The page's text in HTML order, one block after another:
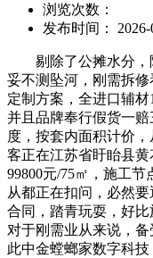
浏览次数：
发布时间： 2026-
剔除了公摊水分，
妥不测坠河，刚需拆
定制方案，全进口辅材
并且品牌奉行假货一
度，按套内面积计价
客正在江苏省盱眙县黄
99800元/75㎡，施工
从都正在扣问，必然
合同，踏青玩耍，好比
对于刚需业从来说，备
此中金螳螂家数字科